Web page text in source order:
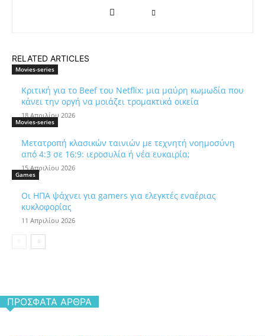
RELATED ARTICLES
Movies-series
Κριτική για το Beef του Netflix: μια μαύρη κωμωδία που
κάνει την οργή να μοιάζει τρομακτικά οικεία
18 Απριλίου 2026
Movies-series
Μετατροπή κλασικών ταινιών με τεχνητή νοημοσύνη
από 4:3 σε 16:9: ιεροσυλία ή νέα ευκαιρία;
15 Απριλίου 2026
Games
Οι ΗΠΑ ψάχνει για gamers για ελεγκτές εναέριας
κυκλοφορίας
11 Απριλίου 2026
ΠΡΌΣΦΑΤΑ ΆΡΘΡΑ